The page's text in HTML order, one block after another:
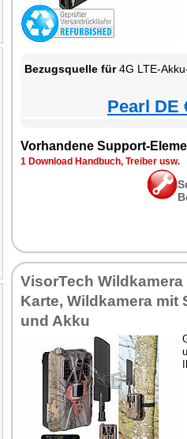
Bezugsquelle für4G LTE-Akku-
Pearl DE
Vorhandene Support-
1 Download Handbuch, Treiber usw.
VisorTech Wildkamera
Karte, Wildkamera mit
und Akku